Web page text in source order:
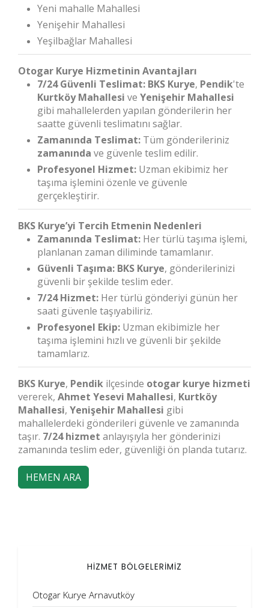
Yeni mahalle Mahallesi
Yenişehir Mahallesi
Yeşilbağlar Mahallesi
Otogar Kurye Hizmetinin Avantajları
7/24 Güvenli Teslimat: BKS Kurye, Pendik'te
Kurtköy Mahallesi ve Yenişehir Mahallesi
gibi mahallelerden yapılan gönderilerin her
saatte güvenli teslimatını sağlar.
Zamanında Teslimat: Tüm gönderileriniz
zamanında ve güvenle teslim edilir.
Profesyonel Hizmet: Uzman ekibimiz her
taşıma işlemini özenle ve güvenle
gerçekleştirir.
BKS Kurye’yi Tercih Etmenin Nedenleri
Zamanında Teslimat: Her türlü taşıma işlemi,
planlanan zaman diliminde tamamlanır.
Güvenli Taşıma: BKS Kurye, gönderilerinizi
güvenli bir şekilde teslim eder.
7/24 Hizmet: Her türlü gönderiyi günün her
saati güvenle taşıyabiliriz.
Profesyonel Ekip: Uzman ekibimizle her
taşıma işlemini hızlı ve güvenli bir şekilde
tamamlarız.
BKS Kurye, Pendik ilçesinde otogar kurye hizmeti
vererek, Ahmet Yesevi Mahallesi, Kurtköy
Mahallesi, Yenişehir Mahallesi gibi
mahallelerdeki gönderileri güvenle ve zamanında
taşır. 7/24 hizmet anlayışıyla her gönderinizi
zamanında teslim eder, güvenliği ön planda tutarız.
HEMEN ARA
HİZMET BÖLGELERİMİZ
Otogar Kurye Arnavutköy